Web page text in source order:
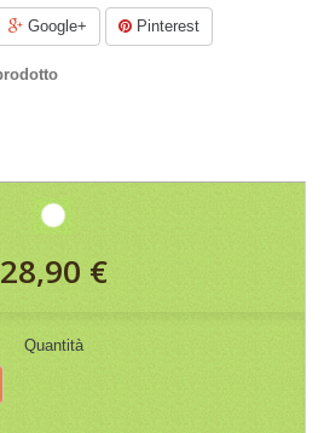
Google+ Pinterest
28,90 €
Quantità